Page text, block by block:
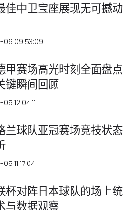
佳中卫宝座展现无可撼动
06 09:53:09
甲赛场高光时刻全面盘点
键瞬间回顾
12:04:11
兰球队亚冠赛场竞技状态
11:17:04
杯对阵日本球队的场上统
与数据观察